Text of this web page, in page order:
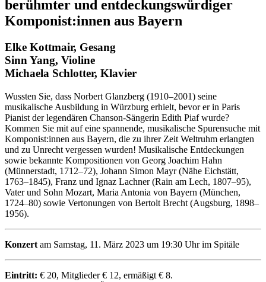
berühmter und entdeckungswürdiger
Komponist:innen aus Bayern
Elke Kottmair, Gesang
Sinn Yang, Violine
Michaela Schlotter, Klavier
Wussten Sie, dass Norbert Glanzberg (1910–2001) seine
musikalische Ausbildung in Würzburg erhielt, bevor er in Paris
Pianist der legendären Chanson-Sängerin Edith Piaf wurde?
Kommen Sie mit auf eine spannende, musikalische Spurensuche mit
Komponist:innen aus Bayern, die zu ihrer Zeit Weltruhm erlangten
und zu Unrecht vergessen wurden! Musikalische Entdeckungen
sowie bekannte Kompositionen von Georg Joachim Hahn
(Münnerstadt, 1712–72), Johann Simon Mayr (Nähe Eichstätt,
1763–1845), Franz und Ignaz Lachner (Rain am Lech, 1807–95),
Vater und Sohn Mozart, Maria Antonia von Bayern (München,
1724–80) sowie Vertonungen von Bertolt Brecht (Augsburg, 1898–
1956).
Konzert am Samstag, 11. März 2023 um 19:30 Uhr im Spitäle
Eintritt: € 20, Mitglieder € 12, ermäßigt € 8.